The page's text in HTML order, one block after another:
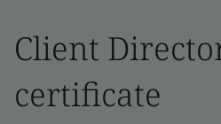
Client
certificate